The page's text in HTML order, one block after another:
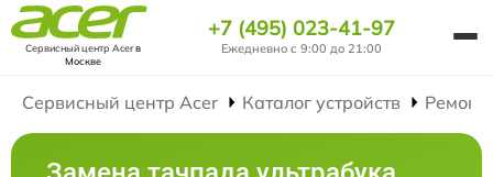
Сервисный центр Acerв
Москве
+7 (495) 023-41-97
Ежедневно с 9:00 до 21:00
Сервисный центр Acer Каталог устройств Ремонт